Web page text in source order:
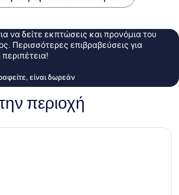
να δείτε εκπτώσεις και προνόμια του
Περισσότερες επιβραβεύσεις για
είναι δωρεάν
περιοχή